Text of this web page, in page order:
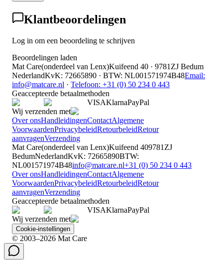
Klantbeoordelingen
Log in om een beoordeling te schrijven
Beoordelingen laden
Mat Care(onderdeel van Lenx)Kuifeend 40 · 9781ZJ Bedum
NederlandKvK: 72665890 · BTW: NL001571974B48Email:
info@matcare.nl · Telefoon: +31 (0) 50 234 0 443
Geaccepteerde betaalmethoden
VISAKlarnaPayPal
Wij verzenden met
Over onsHandleidingenContactAlgemene
VoorwaardenPrivacybeleidRetourbeleidRetour
aanvragenVerzending
Mat Care(onderdeel van Lenx)Kuifeend 409781ZJ
BedumNederlandKvK: 72665890BTW:
NL001571974B48info@matcare.nl+31 (0) 50 234 0 443
Over onsHandleidingenContactAlgemene
VoorwaardenPrivacybeleidRetourbeleidRetour
aanvragenVerzending
Geaccepteerde betaalmethoden
VISAKlarnaPayPal
Wij verzenden met
Cookie-instellingen
© 2003–2026 Mat Care